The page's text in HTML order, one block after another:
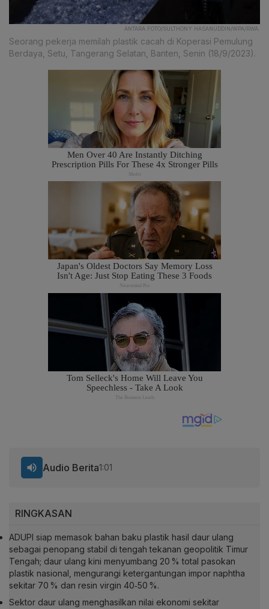
ANTARA FOTO/SULTHONY HASANUDDIN/WPA/RWA.
Seorang pekerja memilah plastik cacah di Koperasi Pemulung
Berdaya, Setu, Tangerang Selatan, Banten, Senin (18/9/2023).
RINGKASAN
ADUPI siap memasok bahan baku plastik hasil daur ulang
sebagai penopang stabil di tengah tekanan geopolitik Timur
Tengah; daur ulang kini menyumbang 20 % total pasokan
plastik nasional, mengurangi ketergantungan impor naphtha
sekitar 70 % dan resin virgin 40‑50 %.
Sektor daur ulang menghasilkan nilai ekonomi sekitar
Audio Berita1:01